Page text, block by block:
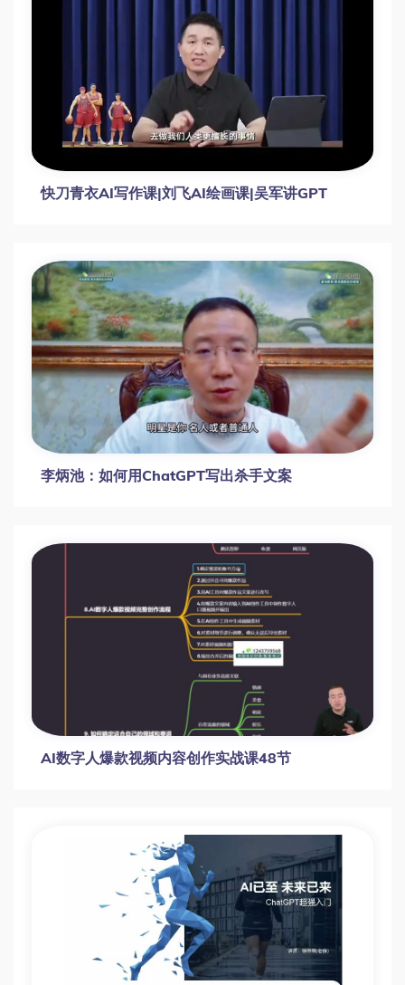
快刀青衣AI写作课|刘飞AI绘画课|吴军讲GPT
李炳池：如何用ChatGPT写出杀手文案
AI数字人爆款视频内容创作实战课48节